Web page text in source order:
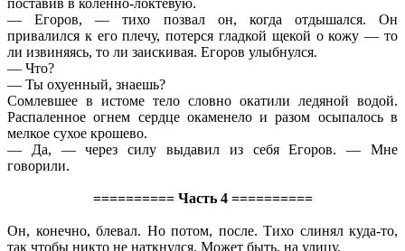
— Егоров, — тихо позвал он, когда отдышался. Он
привалился к его плечу, потерся гладкой щекой о кожу — то
ли извиняясь, то ли заискивая. Егоров улыбнулся.
— Что?
— Ты охуенный, знаешь?
Сомлевшее в истоме тело словно окатили ледяной водой.
Распаленное огнем сердце окаменело и разом осыпалось в
мелкое сухое крошево.
— Да, — через силу выдавил из себя Егоров. — Мне
говорили.
========== Часть 4 ==========
Он, конечно, блевал. Но потом, после. Тихо слинял куда-то,
так чтобы никто не наткнулся. Может быть, на улицу.